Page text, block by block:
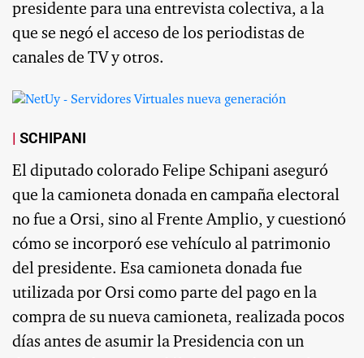
presidente para una entrevista colectiva, a la
que se negó el acceso de los periodistas de
canales de TV y otros.
SCHIPANI
El diputado colorado Felipe Schipani aseguró
que la camioneta donada en campaña electoral
no fue a Orsi, sino al Frente Amplio, y cuestionó
cómo se incorporó ese vehículo al patrimonio
del presidente. Esa camioneta donada fue
utilizada por Orsi como parte del pago en la
compra de su nueva camioneta, realizada pocos
días antes de asumir la Presidencia con un